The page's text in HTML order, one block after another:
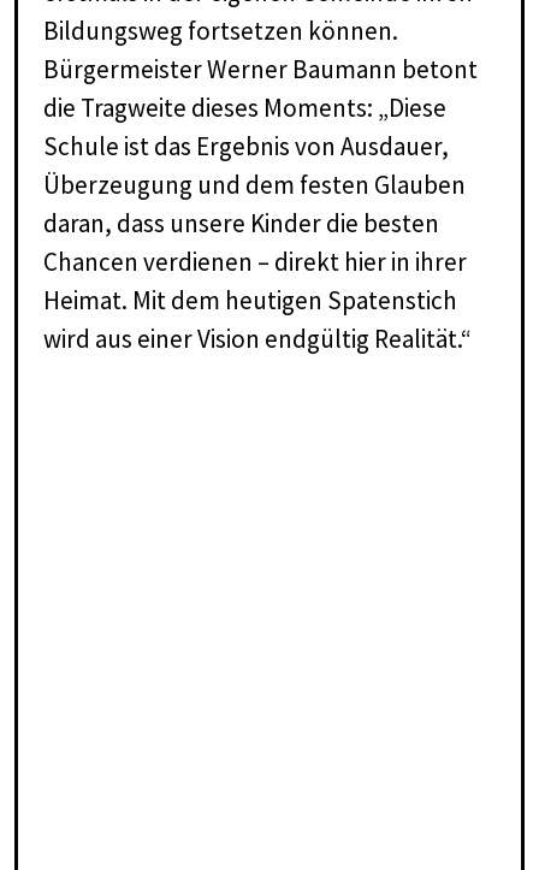
Bildungsweg fortsetzen können.
Bürgermeister Werner Baumann betont
die Tragweite dieses Moments: „Diese
Schule ist das Ergebnis von Ausdauer,
Überzeugung und dem festen Glauben
daran, dass unsere Kinder die besten
Chancen verdienen – direkt hier in ihrer
Heimat. Mit dem heutigen Spatenstich
wird aus einer Vision endgültig Realität.“